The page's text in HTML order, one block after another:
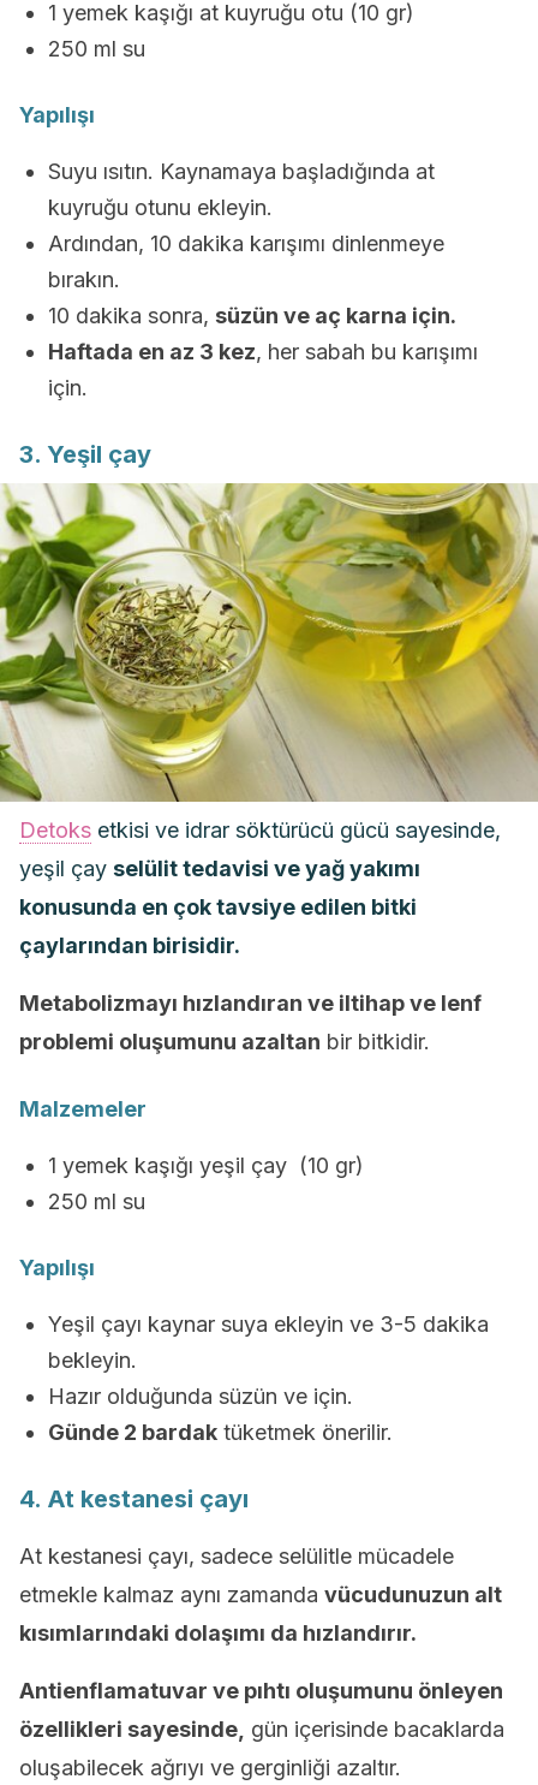
1 yemek kaşığı at kuyruğu otu (10 gr)
250 ml su
Yapılışı
Suyu ısıtın. Kaynamaya başladığında at
kuyruğu otunu ekleyin.
Ardından, 10 dakika karışımı dinlenmeye
bırakın.
10 dakika sonra, süzün ve aç karna için.
Haftada en az 3 kez, her sabah bu karışımı
için.
3. Yeşil çay
Detoks etkisi ve idrar söktürücü gücü sayesinde,
yeşil çay selülit tedavisi ve yağ yakımı
konusunda en çok tavsiye edilen bitki
çaylarından birisidir.
Metabolizmayı hızlandıran ve iltihap ve lenf
problemi oluşumunu azaltan bir bitkidir.
Malzemeler
1 yemek kaşığı yeşil çay (10 gr)
250 ml su
Yapılışı
Yeşil çayı kaynar suya ekleyin ve 3-5 dakika
bekleyin.
Hazır olduğunda süzün ve için.
Günde 2 bardak tüketmek önerilir.
4. At kestanesi çayı
At kestanesi çayı, sadece selülitle mücadele
etmekle kalmaz aynı zamanda vücudunuzun alt
kısımlarındaki dolaşımı da hızlandırır.
Antienflamatuvar ve pıhtı oluşumunu önleyen
özellikleri sayesinde, gün içerisinde bacaklarda
oluşabilecek ağrıyı ve gerginliği azaltır.